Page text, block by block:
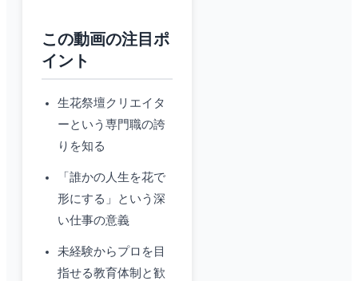
この動画の注目ポ
イント
生花祭壇クリエイタ
ーという専門職の誇
りを知る
「誰かの人生を花で
形にする」という深
い仕事の意義
未経験からプロを目
指せる教育体制と歓